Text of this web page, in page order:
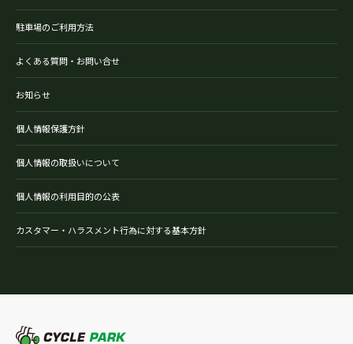
駐車場のご利用方法
よくある質問・お問い合せ
お知らせ
個人情報保護方針
個人情報の取扱いについて
個人情報の利用目的の公表
カスタマー・ハラスメント行為に対する基本方針